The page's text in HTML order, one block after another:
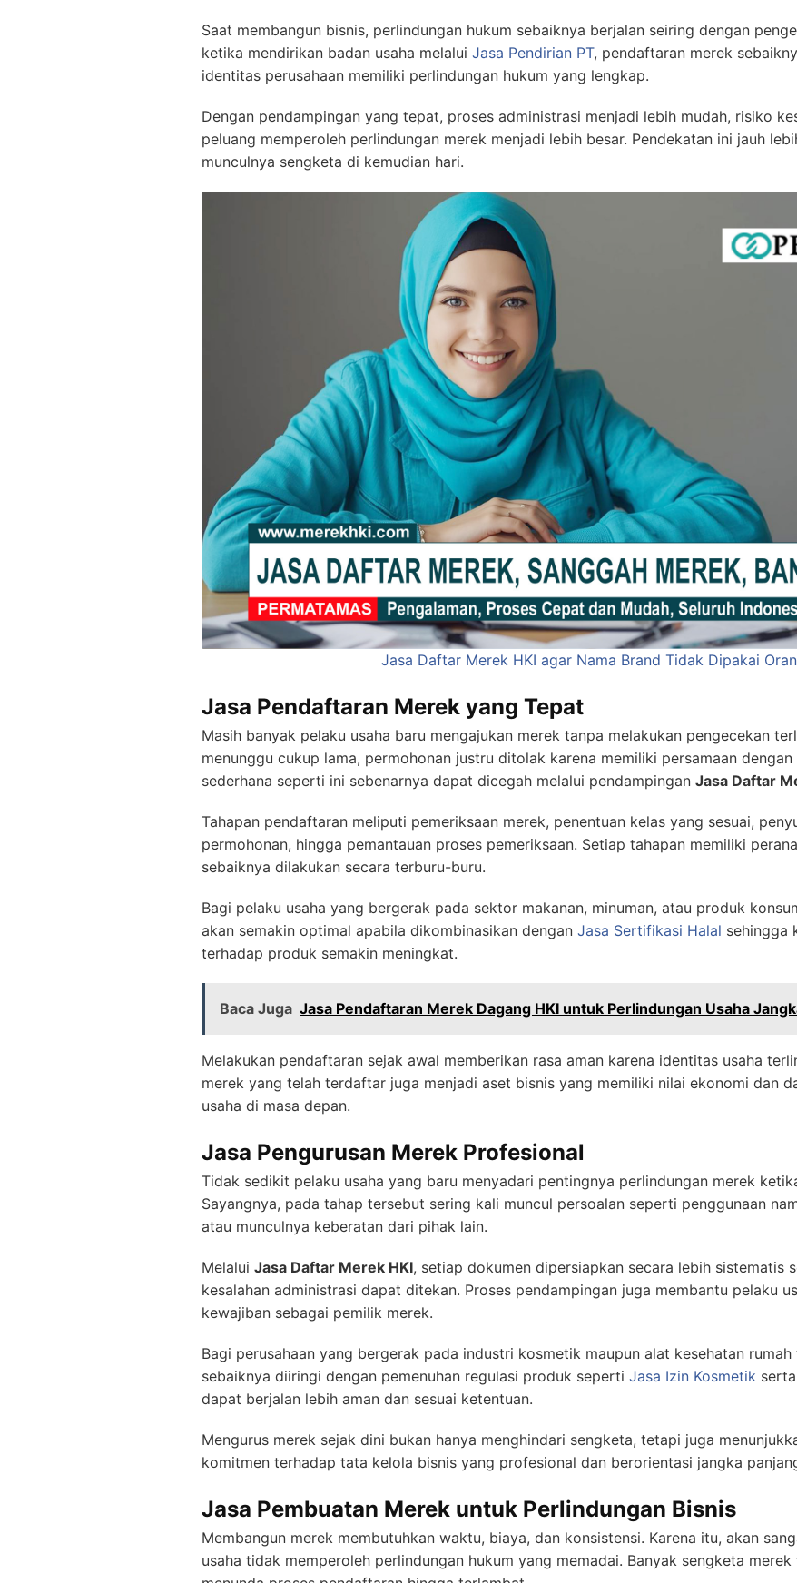
Saat membangun bisnis, perlindungan hukum sebaiknya berjalan seiring dengan
ketika mendirikan badan usaha melalui Jasa Pendirian PT, pendaftaran merek
identitas perusahaan memiliki perlindungan hukum yang lengkap.
Dengan pendampingan yang tepat, proses administrasi menjadi lebih mudah, risiko
peluang memperoleh perlindungan merek menjadi lebih besar. Pendekatan ini jauh
munculnya sengketa di kemudian hari.
Jasa Daftar Merek HKI agar Nama Brand Tidak Dipakai
Jasa Pendaftaran Merek yang Tepat
Masih banyak pelaku usaha baru mengajukan merek tanpa melakukan pengecekan
menunggu cukup lama, permohonan justru ditolak karena memiliki persamaan dengan
sederhana seperti ini sebenarnya dapat dicegah melalui pendampingan Jasa Daftar
Tahapan pendaftaran meliputi pemeriksaan merek, penentuan kelas yang sesuai,
permohonan, hingga pemantauan proses pemeriksaan. Setiap tahapan memiliki
sebaiknya dilakukan secara terburu-buru.
Bagi pelaku usaha yang bergerak pada sektor makanan, minuman, atau produk
akan semakin optimal apabila dikombinasikan dengan Jasa Sertifikasi Halal sehingga
terhadap produk semakin meningkat.
Baca Juga Jasa Pendaftaran Merek Dagang HKI untuk Perlindungan Usaha
Melakukan pendaftaran sejak awal memberikan rasa aman karena identitas usaha
merek yang telah terdaftar juga menjadi aset bisnis yang memiliki nilai ekonomi dan
usaha di masa depan.
Jasa Pengurusan Merek Profesional
Tidak sedikit pelaku usaha yang baru menyadari pentingnya perlindungan merek
Sayangnya, pada tahap tersebut sering kali muncul persoalan seperti penggunaan
atau munculnya keberatan dari pihak lain.
Melalui Jasa Daftar Merek HKI, setiap dokumen dipersiapkan secara lebih sistematis
kesalahan administrasi dapat ditekan. Proses pendampingan juga membantu pelaku
kewajiban sebagai pemilik merek.
Bagi perusahaan yang bergerak pada industri kosmetik maupun alat kesehatan
sebaiknya diiringi dengan pemenuhan regulasi produk seperti Jasa Izin Kosmetik serta
dapat berjalan lebih aman dan sesuai ketentuan.
Mengurus merek sejak dini bukan hanya menghindari sengketa, tetapi juga
komitmen terhadap tata kelola bisnis yang profesional dan berorientasi jangka
Jasa Pembuatan Merek untuk Perlindungan Bisnis
Membangun merek membutuhkan waktu, biaya, dan konsistensi. Karena itu, akan
usaha tidak memperoleh perlindungan hukum yang memadai. Banyak sengketa